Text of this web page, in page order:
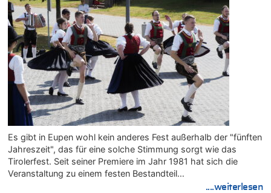
Es gibt in Eupen wohl kein anderes Fest außerhalb der "fünften
Jahreszeit", das für eine solche Stimmung sorgt wie das
Tirolerfest. Seit seiner Premiere im Jahr 1981 hat sich die
Veranstaltung zu einem festen Bestandteil…
....weiterlesen